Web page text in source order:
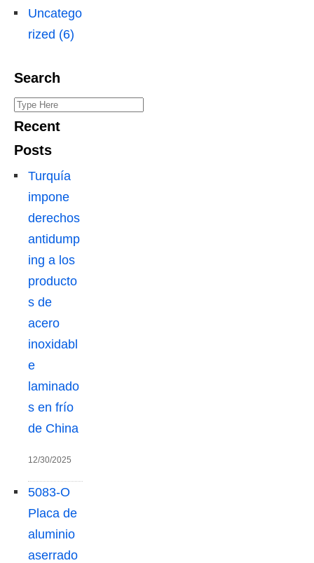
Uncatego
rized (6)
Search
S
e
a
Recent
Posts
Turquía
impone
derechos
antidump
ing a los
producto
s de
acero
inoxidabl
e
laminado
s en frío
de China
12/30/2025
5083-O
Placa de
aluminio
aserrado